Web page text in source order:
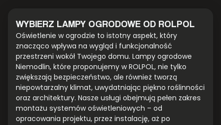
WYBIERZ LAMPY OGRODOWE OD ROLPOL
Oświetlenie w ogrodzie to istotny aspekt, który
znacząco wpływa na wygląd i funkcjonalność
przestrzeni wokół Twojego domu. Lampy ogrodowe
Niemodlin, które proponujemy w ROLPOL, nie tylko
zwiększają bezpieczeństwo, ale również tworzą
niepowtarzalny klimat, uwydatniając piękno roślinności
oraz architektury. Nasze usługi obejmują pełen zakres
montażu systemów oświetleniowych – od
opracowania projektu, przez instalację, aż po